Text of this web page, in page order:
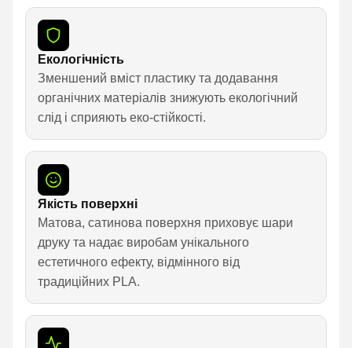
Екологічність
Зменшений вміст пластику та додавання
органічних матеріалів знижують екологічний
слід і сприяють еко-стійкості.
Якість поверхні
Матова, сатинова поверхня приховує шари
друку та надає виробам унікального
естетичного ефекту, відмінного від
традиційних PLA.